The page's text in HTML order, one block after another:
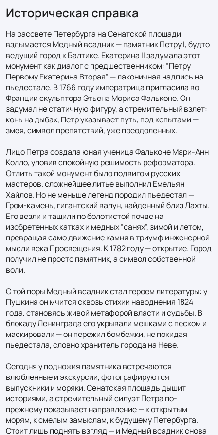
Историческая справка
На рассвете Петербурга на Сенатской площади
вздымается Медный всадник — памятник Петру I, будто
ведущий город к Балтике. Екатерина II задумала этот
монумент как диалог с предшественником: “Петру
Первому Екатерина Вторая” — лаконичная надпись на
пьедестале. В 1766 году императрица пригласила во
Франции скульптора Этьена Мориса Фальконе. Он
задумал не статичную фигуру, а стремительный взлет:
конь на дыбах, Петр указывает путь, под копытами —
змея, символ препятствий, уже преодоленных.
Лицо Петра создала юная ученица Фальконе Мари-Анн
Колло, уловив спокойную решимость реформатора.
Отлить такой монумент было подвигом русских
мастеров. сложнейшее литье выполнил Емельян
Хайлов. Но не меньше легенд породил пьедестал —
Гром-камень, гигантский валун, найденный близ Лахты.
Его везли и тащили по болотистой почве на
изобретенных катках и медных “санях”, зимой и летом,
превращая само движение камня в триумф инженерной
мысли века Просвещения. К 1782 году — открытие. Город
получил не просто памятник, а символ собственной
воли.
С той поры Медный всадник стал героем литературы: у
Пушкина он мчится сквозь стихии наводнения 1824
года, становясь живой метафорой власти и судьбы. В
блокаду Ленинграда его укрывали мешками с песком и
маскировали — он пережил бомбежки, не покидая
пьедестала, словно хранитель города на Неве.
Сегодня у подножия памятника встречаются
влюбленные и экскурсии, фотографируются
выпускники и моряки. Сенатская площадь дышит
историями, а стремительный силуэт Петра по-
прежнему показывает направление — к открытым
морям, к смелым замыслам, к будущему Петербурга.
Стоит лишь поднять взгляд — и Медный всадник снова